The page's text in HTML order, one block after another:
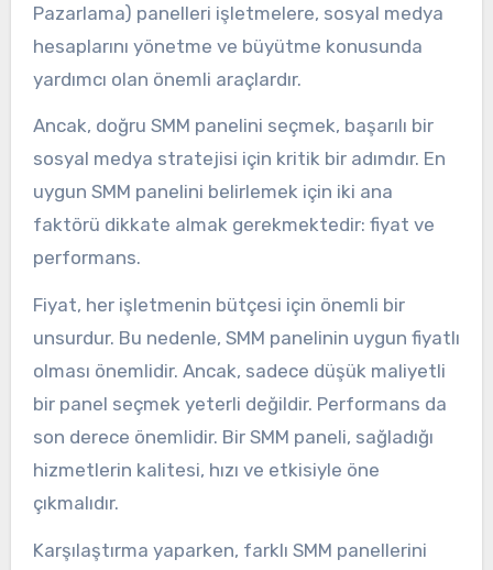
Pazarlama) panelleri işletmelere, sosyal medya
hesaplarını yönetme ve büyütme konusunda
yardımcı olan önemli araçlardır.
Ancak, doğru SMM panelini seçmek, başarılı bir
sosyal medya stratejisi için kritik bir adımdır. En
uygun SMM panelini belirlemek için iki ana
faktörü dikkate almak gerekmektedir: fiyat ve
performans.
Fiyat, her işletmenin bütçesi için önemli bir
unsurdur. Bu nedenle, SMM panelinin uygun fiyatlı
olması önemlidir. Ancak, sadece düşük maliyetli
bir panel seçmek yeterli değildir. Performans da
son derece önemlidir. Bir SMM paneli, sağladığı
hizmetlerin kalitesi, hızı ve etkisiyle öne
çıkmalıdır.
Karşılaştırma yaparken, farklı SMM panellerini